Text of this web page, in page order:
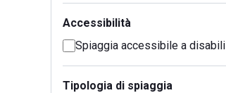
Accessibilità
Spiaggia accessibile a disabili
Tipologia di spiaggia